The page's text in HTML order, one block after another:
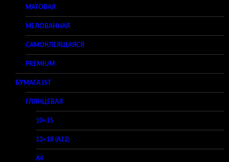
МАТОВАЯ
МЕЛОВАННАЯ
САМОКЛЕЯЩАЯСЯ
PREMIUM
БУМАГА IST
ГЛЯНЦЕВАЯ
10×15
13×18 (A12)
A4